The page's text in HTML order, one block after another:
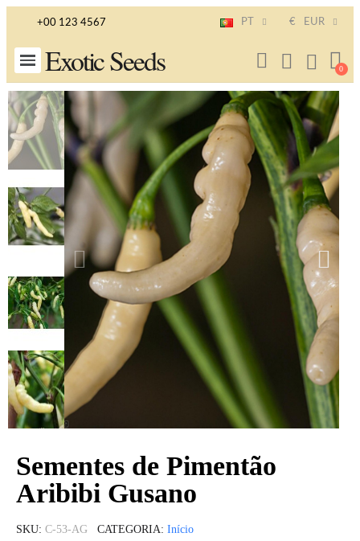
+00 123 4567 PT € EUR
Exotic Seeds
Sementes de Pimentão
Aribibi Gusano
SKU C-53-AG CATEGORIA Início